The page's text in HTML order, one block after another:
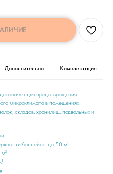
Дополнительно Комплектация
для предотвращения
микроклимата в помещениях.
складов, хранилищ, подвальных и
бассейна: до 50 м²